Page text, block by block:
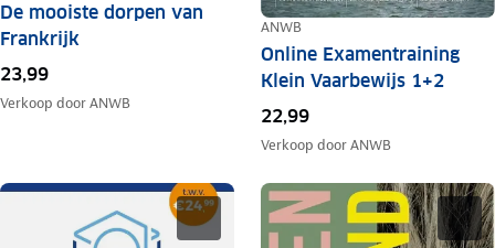
De mooiste dorpen van
Frankrijk
23,99
Verkoop doorANWB
ANWB
Online Examentraining
Klein Vaarbewijs 1+2
22,99
Verkoop doorANWB